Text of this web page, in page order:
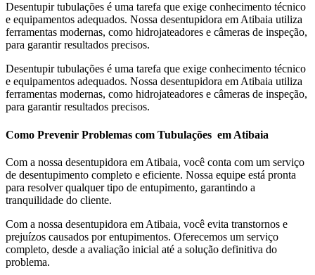
Desentupir tubulações é uma tarefa que exige conhecimento técnico
e equipamentos adequados. Nossa desentupidora em Atibaia utiliza
ferramentas modernas, como hidrojateadores e câmeras de inspeção,
para garantir resultados precisos.
Desentupir tubulações é uma tarefa que exige conhecimento técnico
e equipamentos adequados. Nossa desentupidora em Atibaia utiliza
ferramentas modernas, como hidrojateadores e câmeras de inspeção,
para garantir resultados precisos.
Como Prevenir Problemas com Tubulações em Atibaia
Com a nossa desentupidora em Atibaia, você conta com um serviço
de desentupimento completo e eficiente. Nossa equipe está pronta
para resolver qualquer tipo de entupimento, garantindo a
tranquilidade do cliente.
Com a nossa desentupidora em Atibaia, você evita transtornos e
prejuízos causados por entupimentos. Oferecemos um serviço
completo, desde a avaliação inicial até a solução definitiva do
problema.